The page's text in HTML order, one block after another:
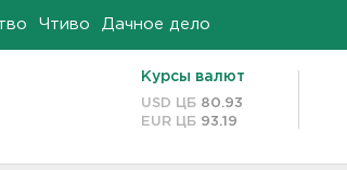
Чтиво Дачное дело
Курсы валют
USD ЦБ 80.93
EUR ЦБ 93.19